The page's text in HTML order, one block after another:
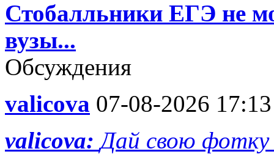
Стобалльники ЕГЭ не
вузы...
Обсуждения
valicova 07-08-2026 17:13
valicova:Дай свою фотку